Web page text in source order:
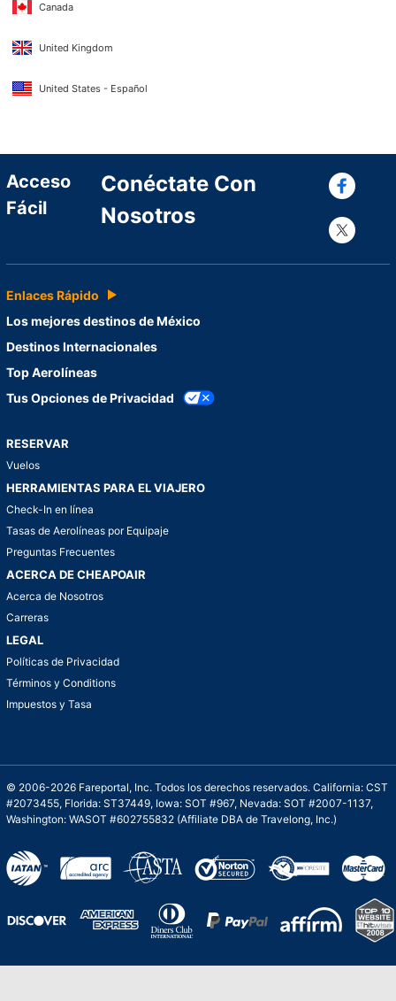
Canada
United Kingdom
United States - Español
Acceso
Fácil
Conéctate Con
Nosotros
Enlaces Rápido
Los mejores destinos de México
Destinos Internacionales
Top Aerolíneas
Tus Opciones de Privacidad
RESERVAR
Vuelos
HERRAMIENTAS PARA EL VIAJERO
Check-In en línea
Tasas de Aerolíneas por Equipaje
Preguntas Frecuentes
ACERCA DE CHEAPOAIR
Acerca de Nosotros
Carreras
LEGAL
Políticas de Privacidad
Términos y Conditions
Impuestos y Tasa
© 2006-2026 Fareportal, Inc. Todos los derechos reservados. California: CST
#2073455, Florida: ST37449, Iowa: SOT #967, Nevada: SOT #2007-1137,
Washington: WASOT #602755832 (Affiliate DBA de Travelong, Inc.)